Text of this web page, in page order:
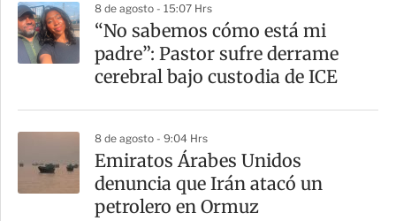
8 de agosto - 15:07 Hrs
“No sabemos cómo está mi
padre”: Pastor sufre derrame
cerebral bajo custodia de ICE
8 de agosto - 9:04 Hrs
Emiratos Árabes Unidos
denuncia que Irán atacó un
petrolero en Ormuz